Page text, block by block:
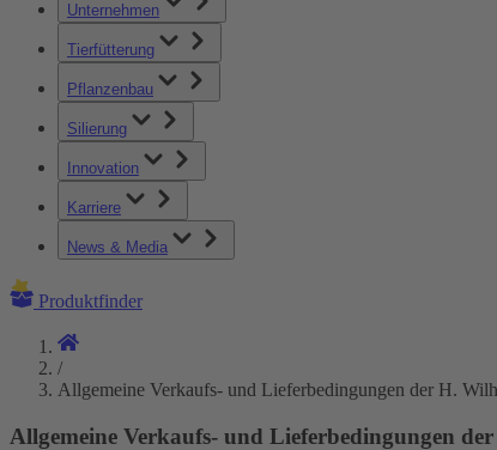
Unternehmen
Tierfütterung
Pflanzenbau
Silierung
Innovation
Karriere
News & Media
Produktfinder
/
Allgemeine Verkaufs- und Lieferbedingungen der H.
Allgemeine Verkaufs- und Lieferbedingungen